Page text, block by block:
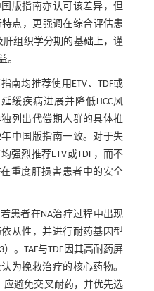
版指南亦认可该差异，但
点，更强调在综合评估患
肝组织学分期的基础上，谨
。
南均推荐使用ETV、TDF或
缓疾病进展并降低HCC风
列出代偿期人群的具体推
中国版指南一致。对于失
强烈推荐ETV或TDF，而不
在重度肝损害患者中的安全
患者在NA治疗过程中出现
从性，并进行耐药基因型
）。TAF与TDF因其高耐药屏
为挽救治疗的核心药物。
应避免交叉耐药，并优先选